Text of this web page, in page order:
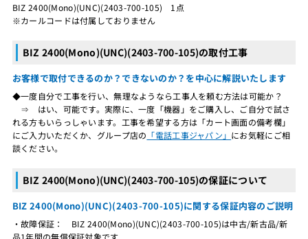
BIZ 2400(Mono)(UNC)(2403-700-105) 1点
※カールコードは付属しておりません
BIZ 2400(Mono)(UNC)(2403-700-105)の取付工事
お客様で取付できるのか？できないのか？を中心に解説いたします
◆一度自分で工事を行い、無理なようなら工事人を頼む方法は可能か？
⇒ はい、可能です。実際に、一度「機器」をご購入し、ご自分で試さ
れる方もいらっしゃいます。工事を希望する方は「カート画面の備考欄」
にご入力いただくか、グループ店の 「電話工事ジャパン」 にお気軽にご相
談ください。
BIZ 2400(Mono)(UNC)(2403-700-105)の保証について
BIZ 2400(Mono)(UNC)(2403-700-105)に関する保証内容のご説明
・故障保証： BIZ 2400(Mono)(UNC)(2403-700-105)は中古/新古品/新
品1年間の無償保証対象です